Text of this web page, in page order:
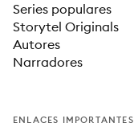
Series populares
Storytel Originals
Autores
Narradores
ENLACES IMPORTANTES